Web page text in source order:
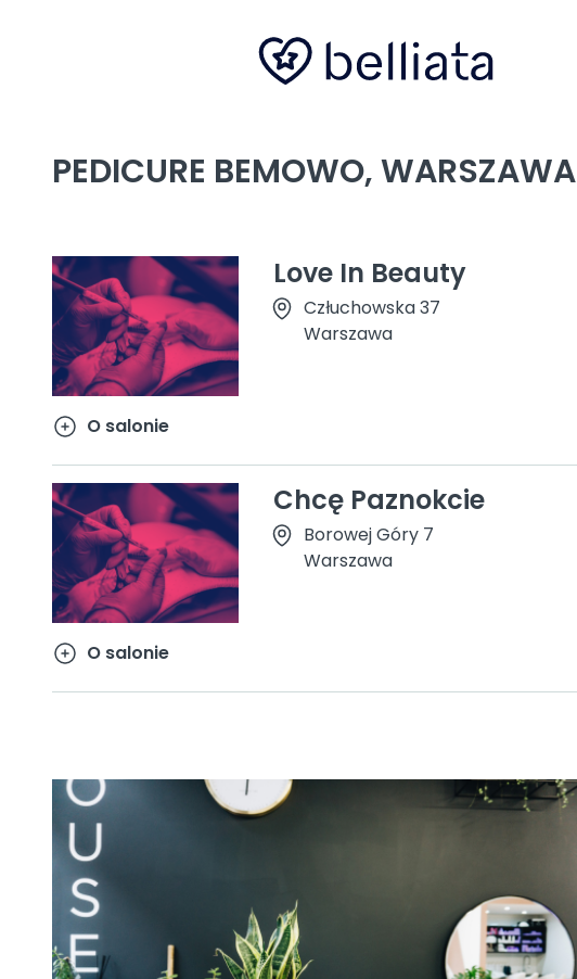
PEDICURE BEMOWO, WARSZAWA
Love In Beauty
Człuchowska 37
Warszawa
O salonie
Chcę Paznokcie
Borowej Góry 7
Warszawa
O salonie